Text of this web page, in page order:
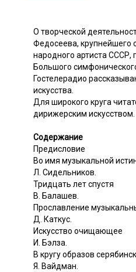
О творческой
Федосеева, крупнейшего
народного артиста СССР,
Большого
Гостелерадио
искусства.
Для широкого круга
дирижерским искусством.
Содержание
Предисловие
Во имя музыкальной
Л. Сидельников.
Тридцать лет спустя
В. Балашев.
Прославление
Д. Каткус.
Искусство очищающее
И. Бэлза.
В кругу образов
Я. Вайдман.